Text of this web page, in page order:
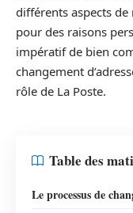
différents aspects
pour des raisons
impératif de bien
changement
rôle de La Poste.
Table des
Le processus de